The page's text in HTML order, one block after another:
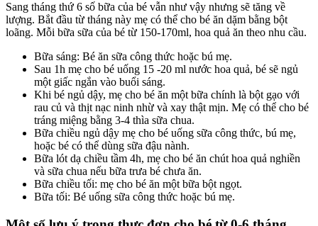
Sang tháng thứ 6 số bữa của bé vẫn như vậy nhưng sẽ tăng về
lượng. Bắt đầu từ tháng này mẹ có thể cho bé ăn dặm bằng bột
loãng. Mỗi bữa sữa của bé từ 150-170ml, hoa quả ăn theo nhu cầu.
Bữa sáng: Bé ăn sữa công thức hoặc bú mẹ.
Sau 1h mẹ cho bé uống 15 -20 ml nước hoa quả, bé sẽ ngủ
một giấc ngắn vào buổi sáng.
Khi bé ngủ dậy, mẹ cho bé ăn một bữa chính là bột gạo với
rau củ và thịt nạc ninh nhừ và xay thật mịn. Mẹ có thể cho bé
tráng miệng bằng 3-4 thìa sữa chua.
Bữa chiều ngủ dậy mẹ cho bé uống sữa công thức, bú mẹ,
hoặc bé có thể dùng sữa đậu nành.
Bữa lót dạ chiều tầm 4h, mẹ cho bé ăn chút hoa quả nghiền
và sữa chua nếu bữa trưa bé chưa ăn.
Bữa chiều tối: mẹ cho bé ăn một bữa bột ngọt.
Bữa tối: Bé uống sữa công thức hoặc bú mẹ.